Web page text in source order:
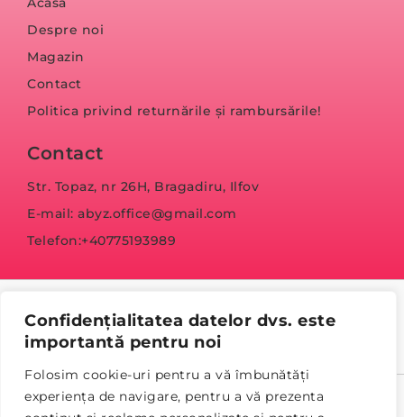
Confidențialitatea datelor dvs. este
importantă pentru noi
Folosim cookie-uri pentru a vă îmbunătăți
experiența de navigare, pentru a vă prezenta
Despre noi
Magazin
Contact
Politica privind returnările și rambursările!
Contact
Str. Topaz, nr 26H, Bragadiru, Ilfov
E-mail: abyz.office@gmail.com
Telefon:+40775193989
© Copyright 2023 abyz.ro